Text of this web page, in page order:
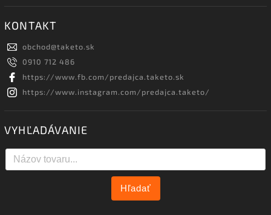
KONTAKT
obchod@taketo.sk
0910 712 486
https://www.fb.com/predajca.taketo.sk
https://www.instagram.com/predajca.taketo/
VYHĽADÁVANIE
Hľadať